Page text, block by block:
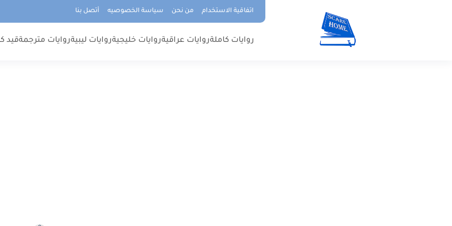
اتفاقية الاستخدام من نحن سياسة الخصوصيه أتصل بنا
روايات كاملةروايات عراقيةروايات خليجيةروايات ليبيةروايات مترجمةقيد